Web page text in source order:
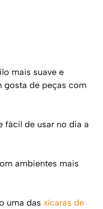
mais suave e
gosta de peças com
fácil de usar no dia a
ambientes mais
uma das xícaras de